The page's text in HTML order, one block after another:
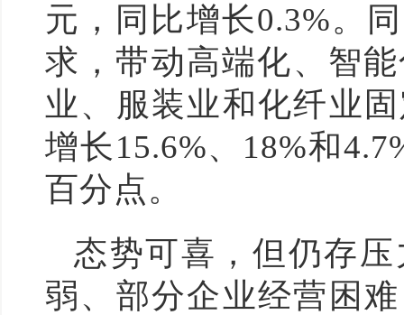
元，同比增长0.3%。
求，带动高端化、智
业、服装业和化纤业
增长15.6%、18%和
百分点。
态势可喜，但仍存
弱、部分企业经营困